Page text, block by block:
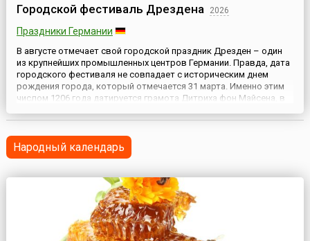
Городской фестиваль Дрездена 2026
Праздники Германии
В августе отмечает свой городской праздник Дрезден – один
из крупнейших промышленных центров Германии. Правда, дата
городского фестиваля не совпадает с историческим днем
рождения города, который отмечается 31 марта. Именно этим
числом 1206 года датируется грамота Дитриха фон Майсена, в
городу чуть более 800 лет.Городской фестиваль – Dres...
Народный календарь